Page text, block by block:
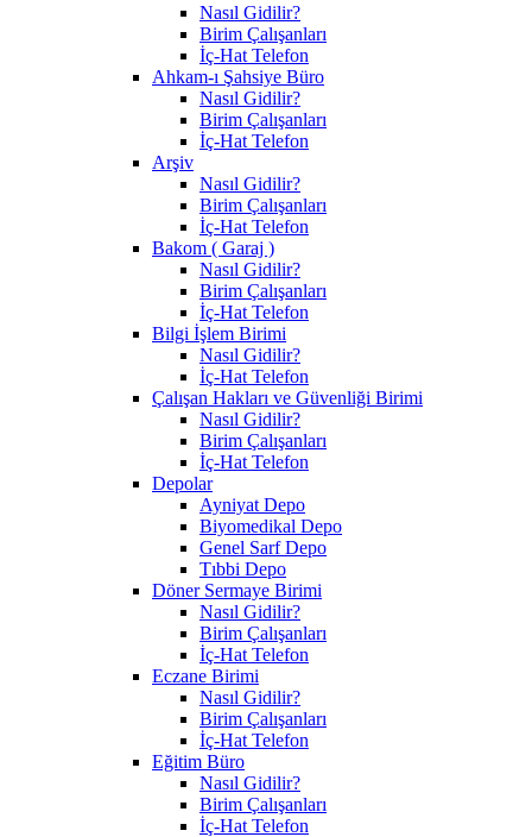
Nasıl Gidilir?
Birim Çalışanları
İç-Hat Telefon
Ahkam-ı Şahsiye Büro
Nasıl Gidilir?
Birim Çalışanları
İç-Hat Telefon
Arşiv
Nasıl Gidilir?
Birim Çalışanları
İç-Hat Telefon
Bakom ( Garaj )
Nasıl Gidilir?
Birim Çalışanları
İç-Hat Telefon
Bilgi İşlem Birimi
Nasıl Gidilir?
İç-Hat Telefon
Çalışan Hakları ve Güvenliği Birimi
Nasıl Gidilir?
Birim Çalışanları
İç-Hat Telefon
Depolar
Ayniyat Depo
Biyomedikal Depo
Genel Sarf Depo
Tıbbi Depo
Döner Sermaye Birimi
Nasıl Gidilir?
Birim Çalışanları
İç-Hat Telefon
Eczane Birimi
Nasıl Gidilir?
Birim Çalışanları
İç-Hat Telefon
Eğitim Büro
Nasıl Gidilir?
Birim Çalışanları
İç-Hat Telefon